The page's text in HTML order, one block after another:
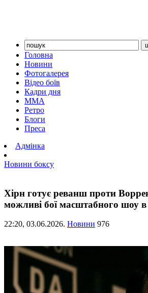
Головна
Новини
Фотогалерея
Відео боїв
Кадри дня
ММА
Ретро
Блоги
Преса
Адмінка
Новини боксу
Хірн готує реванш проти
можливі бої масштабного шоу в
22:20, 03.06.2026. Новини 976